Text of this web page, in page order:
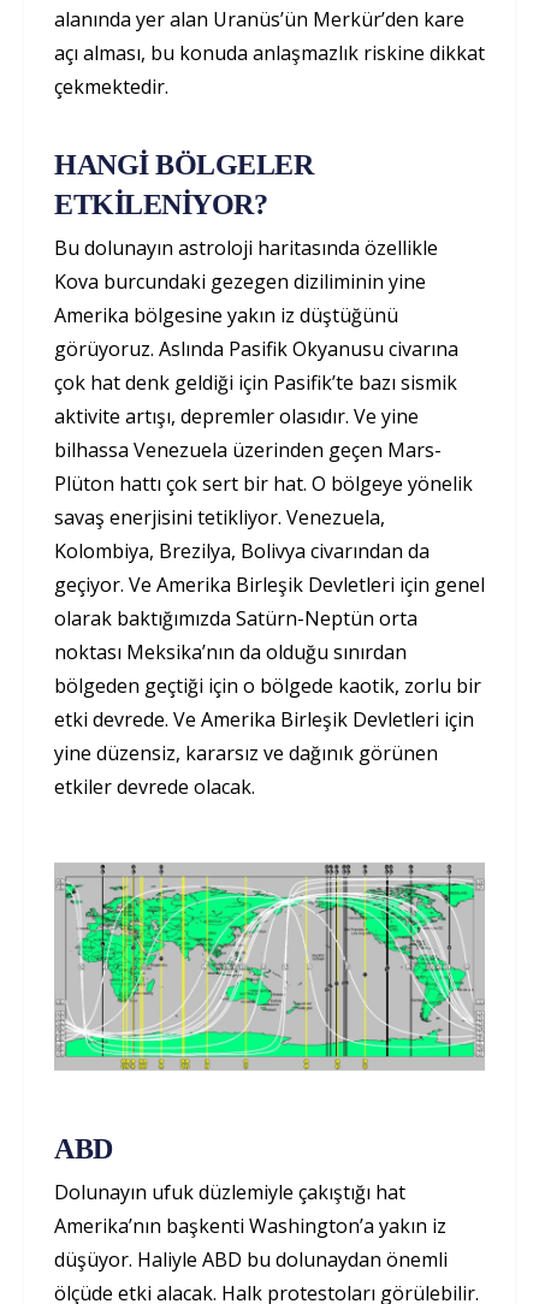
alanında yer alan Uranüs’ün Merkür’den kare
açı alması, bu konuda anlaşmazlık riskine dikkat
çekmektedir.
HANGİ BÖLGELER
ETKİLENİYOR?
Bu dolunayın astroloji haritasında özellikle
Kova burcundaki gezegen diziliminin yine
Amerika bölgesine yakın iz düştüğünü
görüyoruz. Aslında Pasifik Okyanusu civarına
çok hat denk geldiği için Pasifik’te bazı sismik
aktivite artışı, depremler olasıdır. Ve yine
bilhassa Venezuela üzerinden geçen Mars-
Plüton hattı çok sert bir hat. O bölgeye yönelik
savaş enerjisini tetikliyor. Venezuela,
Kolombiya, Brezilya, Bolivya civarından da
geçiyor. Ve Amerika Birleşik Devletleri için genel
olarak baktığımızda Satürn-Neptün orta
noktası Meksika’nın da olduğu sınırdan
bölgeden geçtiği için o bölgede kaotik, zorlu bir
etki devrede. Ve Amerika Birleşik Devletleri için
yine düzensiz, kararsız ve dağınık görünen
etkiler devrede olacak.
ABD
Dolunayın ufuk düzlemiyle çakıştığı hat
Amerika’nın başkenti Washington’a yakın iz
düşüyor. Haliyle ABD bu dolunaydan önemli
ölçüde etki alacak. Halk protestoları görülebilir.